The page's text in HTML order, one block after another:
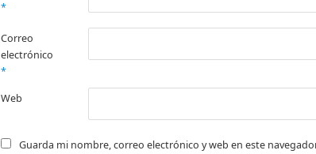
*
Correo
electrónico
*
Web
Guarda mi nombre, correo electrónico y web en este